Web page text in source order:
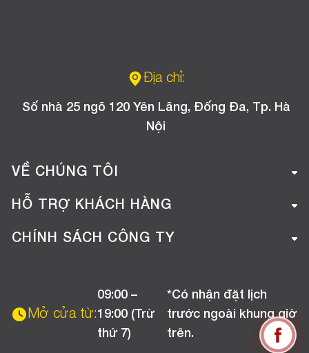
Địa chỉ:
Số nhà 25 ngõ 120 Yên Lãng, Đống Đa, Tp. Hà
Nội
VỀ CHÚNG TÔI
Giới thiệu công ty
Tuyển dụng
HỖ TRỢ KHÁCH HÀNG
Hướng dẫn mua hàng online
Chương trình khuyến mãi
CHÍNH SÁCH CÔNG TY
Chính sách bảo hành
Mở cửa từ:
09:00 –
19:00 (Trừ
thứ 7)
*Có nhận đặt lịch
trước ngoài khung giờ
trên.